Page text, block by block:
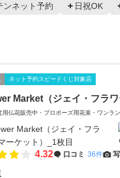
ンネット予約 日祝OK
ネット予約スピードくじ対象店
Market（ジェイ・フラ
用仏花販売中・プロポーズ用花束・ワンラ
4.32 口コミ 36件